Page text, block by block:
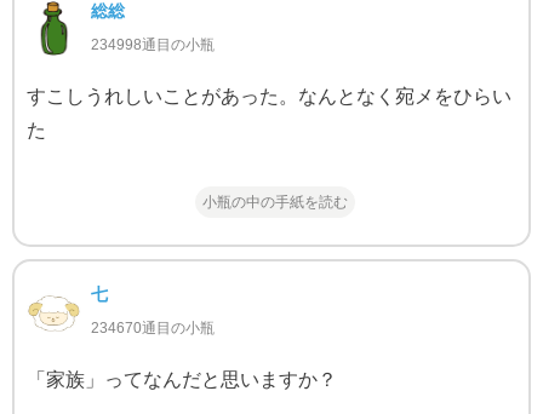
総総
234998通目の小瓶
すこしうれしいことがあった。なんとなく宛メをひらい
た
小瓶の中の手紙を読む
七
234670通目の小瓶
「家族」ってなんだと思いますか？